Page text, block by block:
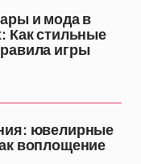
и мода в
Как стильные
игры
ювелирные
воплощение